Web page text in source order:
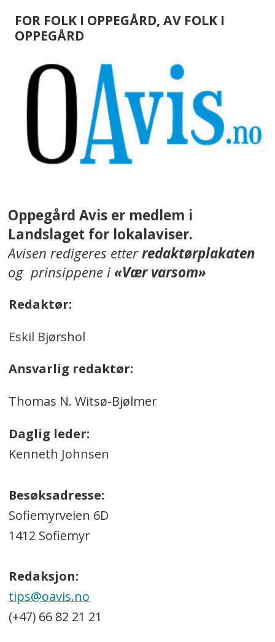
FOR FOLK I OPPEGÅRD, AV FOLK I
OPPEGÅRD
Oppegård Avis er medlem i
Landslaget for lokalaviser.
Avisen redigeres etterredaktørplakaten
og prinsippene i«Vær varsom»
Redaktør:
Eskil Bjørshol
Ansvarlig redaktør:
Thomas N. Witsø-Bjølmer
Daglig leder:
Kenneth Johnsen
Besøksadresse:
Sofiemyrveien 6D
1412 Sofiemyr
Redaksjon:
tips@oavis.no
(+47) 66 82 21 21